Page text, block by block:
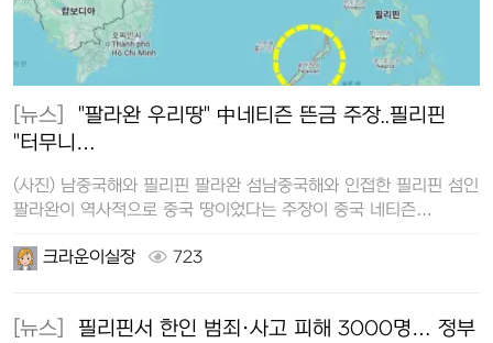
[뉴스]
"터무니…
(사진) 남중국해와 필리핀 팔라완 섬남중국해와 인접한 필리핀 섬인
팔라완이 역사적으로 중국 땅이었다는 주장이 중국 네티즌
크라운이실장
723
[뉴스]